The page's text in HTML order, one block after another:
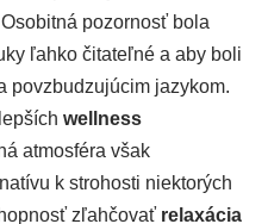
pozornosť bola
ľahko čitateľné a aby boli
povzbudzujúcim jazykom.
wellness
atmosféra však
k strohosti niektorých
zľahčovať relaxácia